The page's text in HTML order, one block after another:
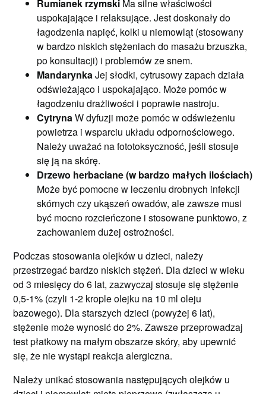
Rumianek rzymski Ma silne właściwości
uspokajające i relaksujące. Jest doskonały do
łagodzenia napięć, kolki u niemowląt (stosowany
w bardzo niskich stężeniach do masażu brzuszka,
po konsultacji) i problemów ze snem.
MandarynkaJej słodki, cytrusowy zapach działa
odświeżająco i uspokajająco. Może pomóc w
łagodzeniu drażliwości i poprawie nastroju.
CytrynaW dyfuzji może pomóc w odświeżeniu
powietrza i wsparciu układu odpornościowego.
Należy uważać na fototoksyczność, jeśli stosuje
się ją na skórę.
Drzewo herbaciane (w bardzo małych ilościach)
Może być pomocne w leczeniu drobnych infekcji
skórnych czy ukąszeń owadów, ale zawsze musi
być mocno rozcieńczone i stosowane punktowo, z
zachowaniem dużej ostrożności.
Podczas stosowania olejków u dzieci, należy
przestrzegać bardzo niskich stężeń. Dla dzieci w wieku
od 3 miesięcy do 6 lat, zazwyczaj stosuje się stężenie
0,5-1% (czyli 1-2 krople olejku na 10 ml oleju
bazowego). Dla starszych dzieci (powyżej 6 lat),
stężenie może wynosić do 2%. Zawsze przeprowadzaj
test płatkowy na małym obszarze skóry, aby upewnić
się, że nie wystąpi reakcja alergiczna.
Należy unikać stosowania następujących olejków u